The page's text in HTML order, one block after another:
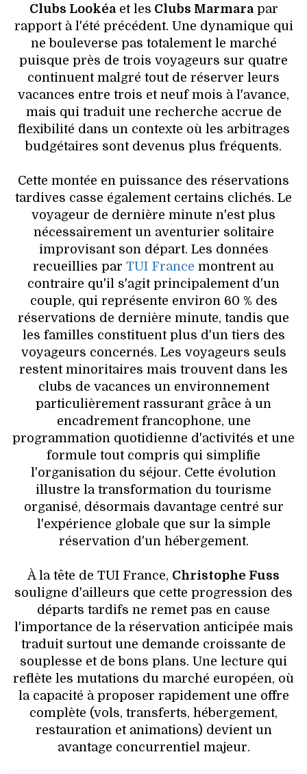
Clubs Lookéaet les Clubs Marmarapar
rapport à l'été précédent. Une dynamique qui
ne bouleverse pas totalement le marché
puisque près de trois voyageurs sur quatre
continuent malgré tout de réserver leurs
vacances entre trois et neuf mois à l'avance,
mais qui traduit une recherche accrue de
flexibilité dans un contexte où les arbitrages
budgétaires sont devenus plus fréquents.
Cette montée en puissance des réservations
tardives casse également certains clichés. Le
voyageur de dernière minute n'est plus
nécessairement un aventurier solitaire
improvisant son départ. Les données
recueillies par TUI France montrent au
contraire qu'il s'agit principalement d'un
couple, qui représente environ 60 % des
réservations de dernière minute, tandis que
les familles constituent plus d'un tiers des
voyageurs concernés. Les voyageurs seuls
restent minoritaires mais trouvent dans les
clubs de vacances un environnement
particulièrement rassurant grâce à un
encadrement francophone, une
programmation quotidienne d'activités et une
formule tout compris qui simplifie
l'organisation du séjour. Cette évolution
illustre la transformation du tourisme
organisé, désormais davantage centré sur
l'expérience globale que sur la simple
réservation d'un hébergement.
À la tête de TUI France, Christophe Fuss
souligne d'ailleurs que cette progression des
départs tardifs ne remet pas en cause
l'importance de la réservation anticipée mais
traduit surtout une demande croissante de
souplesse et de bons plans. Une lecture qui
reflète les mutations du marché européen, où
la capacité à proposer rapidement une offre
complète (vols, transferts, hébergement,
restauration et animations) devient un
avantage concurrentiel majeur.